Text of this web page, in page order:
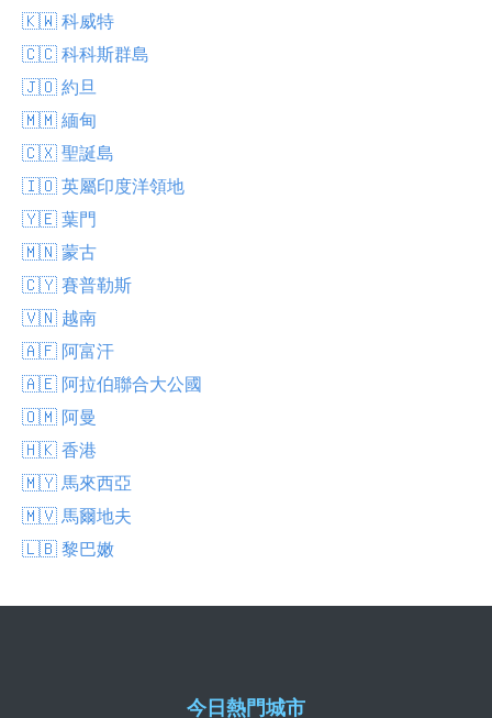
🇰🇼 科威特
🇨🇨 科科斯群島
🇯🇴 約旦
🇲🇲 緬甸
🇨🇽 聖誕島
🇮🇴 英屬印度洋領地
🇾🇪 葉門
🇲🇳 蒙古
🇨🇾 賽普勒斯
🇻🇳 越南
🇦🇫 阿富汗
🇦🇪 阿拉伯聯合大公國
🇴🇲 阿曼
🇭🇰 香港
🇲🇾 馬來西亞
🇲🇻 馬爾地夫
🇱🇧 黎巴嫩
今日熱門城市